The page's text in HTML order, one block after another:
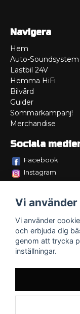
Navigera
Hem
Auto-Soundsystem
Lastbil 24V
Hemma HiFi
Bilvård
Guider
Sommarkampanj!
Merchandise
Sociala
Facebook
Instagram
Vi
Vi använder
och erbjuda dig
genom att trycka
inställningar.